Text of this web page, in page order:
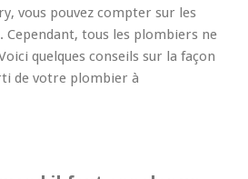
vous pouvez compter sur les
Cependant, tous les plombiers ne
quelques conseils sur la façon
de votre plombier à